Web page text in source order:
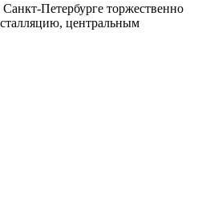
Петербурге торжественно
центральным